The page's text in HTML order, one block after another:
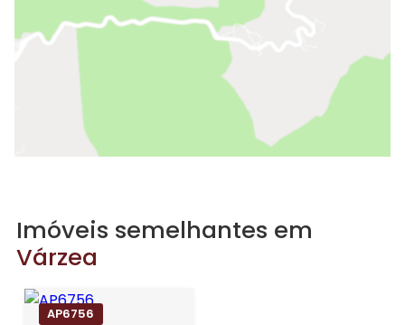
Imóveis semelhantes em
Várzea
AP6756